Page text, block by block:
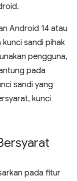
Android 14 atau
sandi pihak
pengguna,
pada
sandi yang
kunci
pada fitur